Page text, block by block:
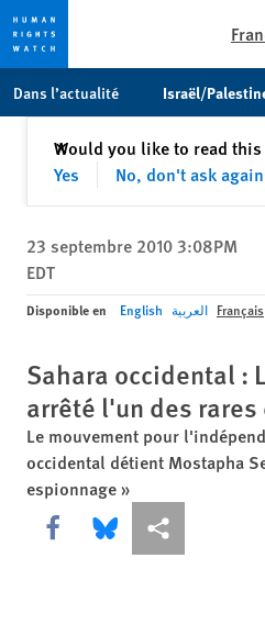
toto
content
Dans l’actualité Israël/
Would you like to read
Yes
No, don't ask again
✕Fermer
23 septembre 2010 3:08PM
EDT
Disponible en English العربية Français
Sahara occidental :
arrêté l'un des
Le mouvement pour
occidental détient Mostapha
espionnage »
Share this via Facebook
Share this via Bluesky
Share this via